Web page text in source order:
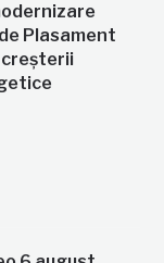
Plasament
creșterii